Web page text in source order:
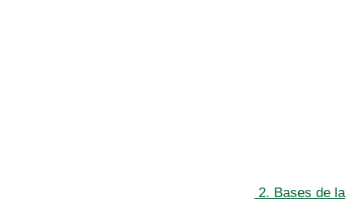
2. Bases de la